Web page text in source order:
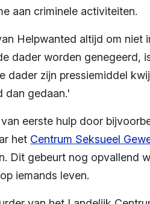
aan criminele activiteiten.
Helpwanted altijd om niet
dader worden
dader zijn pressiemiddel
dan gedaan.'
eerste hulp door
het Centrum Seksueel
Dit gebeurt nog opvallend
iemands leven.